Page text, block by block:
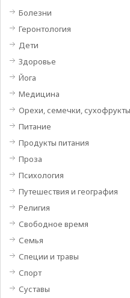
Болезни
Геронтология
Дети
Здоровье
Йога
Медицина
Орехи, семечки, сухофрукты
Питание
Продукты питания
Проза
Психология
Путешествия и география
Религия
Свободное время
Семья
Специи и травы
Спорт
Суставы